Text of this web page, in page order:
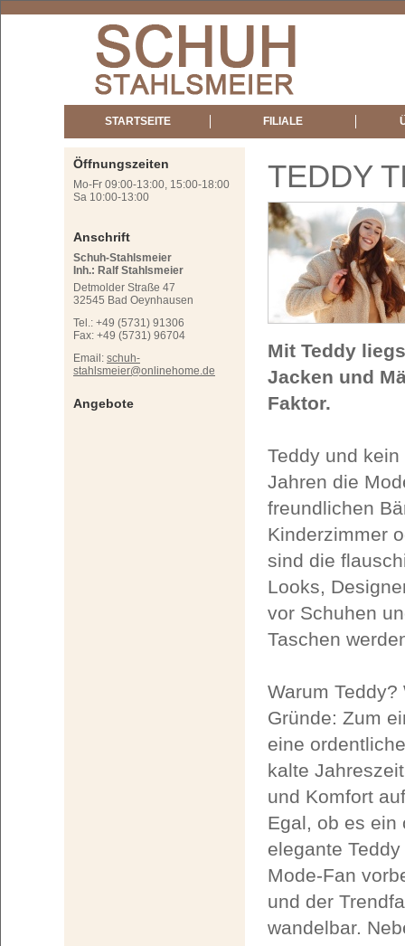
STARTSEITE FILIALE
Öffnungszeiten
Mo-Fr 09:00-13:00, 15:00-18:00
Sa 10:00-13:00
Anschrift
Schuh-Stahlsmeier
Inh.: Ralf Stahlsmeier
Detmolder Straße 47
32545 Bad Oeynhausen
Tel.: +49 (5731) 91306
Fax: +49 (5731) 96704
Email: schuh-
stahlsmeier@onlinehome.de
Angebote
TEDDY
Mit Teddy
Jacken und
Faktor.
Teddy und
Jahren die
freundlichen
Kinderzimmer
sind die
Looks,
vor Schuhen
Taschen
Warum
Gründe: Zum
eine
kalte
und Komfort
Egal, ob es ein
elegante
Mode-Fan
und der
wandelbar.